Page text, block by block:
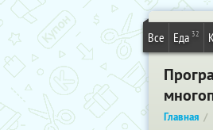
Все Еда 32
Главная